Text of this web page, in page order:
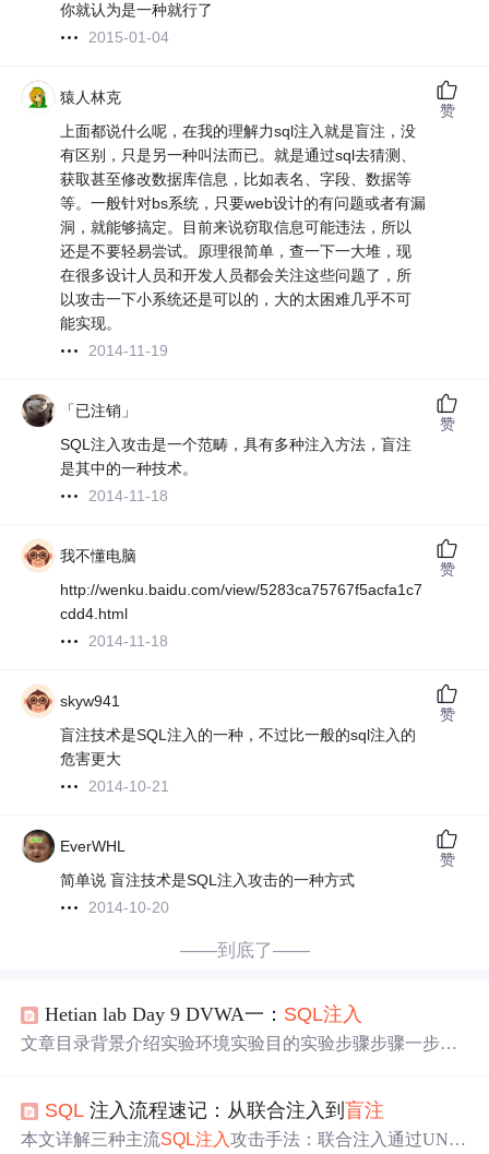
你就认为是一种就行了
2015-01-04
猿人林克
上面都说什么呢，在我的理解力sql注入就是盲注，没
有区别，只是另一种叫法而已。就是通过sql去猜测、
获取甚至修改数据库信息，比如表名、字段、数据等
等。一般针对bs系统，只要web设计的有问题或者有漏
洞，就能够搞定。目前来说窃取信息可能违法，所以
还是不要轻易尝试。原理很简单，查一下一大堆，现
在很多设计人员和开发人员都会关注这些问题了，所
以攻击一下小系统还是可以的，大的太困难几乎不可
能实现。
2014-11-19
赞
「已注销」
SQL注入攻击是一个范畴，具有多种注入方法，盲注
是其中的一种技术。
2014-11-18
赞
我不懂电脑
http://wenku.baidu.com/view/5283ca75767f5acfa1c7
cdd4.html
2014-11-18
赞
skyw941
盲注技术是SQL注入的一种，不过比一般的sql注入的
危害更大
2014-10-21
赞
EverWHL
简单说 盲注技术是SQL注入攻击的一种方式
2014-10-20
赞
——到底了——
Hetian lab Day 9 DVWA一： SQL注入
文章目录背景介绍实验环境实验目的实验步骤步骤一步骤
响被执行的SQL脚本SQL注入产生的直接原因是拼凑
，实质就是将恶意的SQL 代码注入到特定字段用于实施拖
SQL 注入流程速记：从联合注入到盲注
本文详解三种主流SQL注入攻击手法：联合注入通过UNIO